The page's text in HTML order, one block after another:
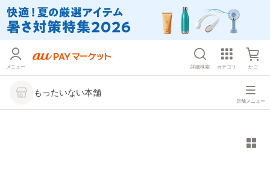
メニュー 詳細検索 カテゴリ かご
もったいない本舗
店舗メニュー